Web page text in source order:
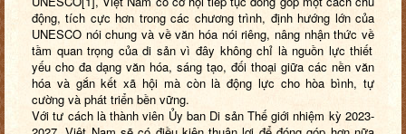
động, tích cực hơn trong các chương trình, định hướng lớn của
UNESCO nói chung và về văn hóa nói riêng, nâng nhận thức về
tầm quan trọng của di sản vì đây không chỉ là nguồn lực thiết
yếu cho đa dạng văn hóa, sáng tạo, đối thoại giữa các nền văn
hóa và gắn kết xã hội mà còn là động lực cho hòa bình, tự
cường và phát triển bền vững.
Với tư cách là thành viên Ủy ban Di sản Thế giới nhiệm kỳ 2023-